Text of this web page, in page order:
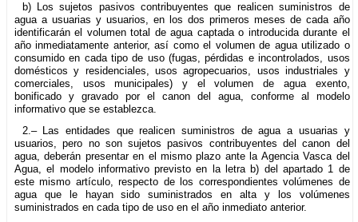
b) Los sujetos pasivos contribuyentes que realicen suministros de
agua a usuarias y usuarios, en los dos primeros meses de cada año
identificarán el volumen total de agua captada o introducida durante el
año inmediatamente anterior, así como el volumen de agua utilizado o
consumido en cada tipo de uso (fugas, pérdidas e incontrolados, usos
domésticos y residenciales, usos agropecuarios, usos industriales y
comerciales, usos municipales) y el volumen de agua exento,
bonificado y gravado por el canon del agua, conforme al modelo
informativo que se establezca.
2.– Las entidades que realicen suministros de agua a usuarias y
usuarios, pero no son sujetos pasivos contribuyentes del canon del
agua, deberán presentar en el mismo plazo ante la Agencia Vasca del
Agua, el modelo informativo previsto en la letra b) del apartado 1 de
este mismo artículo, respecto de los correspondientes volúmenes de
agua que le hayan sido suministrados en alta y los volúmenes
suministrados en cada tipo de uso en el año inmediato anterior.